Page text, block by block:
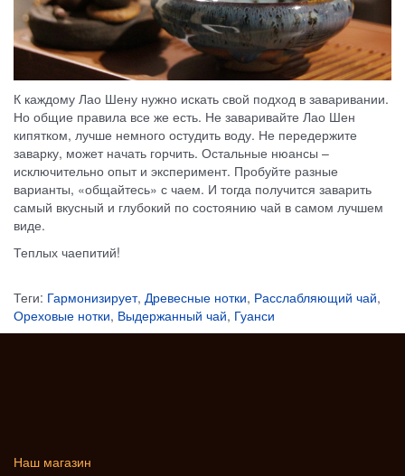
К каждому Лао Шену нужно искать свой подход в заваривании.
Но общие правила все же есть. Не заваривайте Лао Шен
кипятком, лучше немного остудить воду. Не передержите
заварку, может начать горчить. Остальные нюансы –
исключительно опыт и эксперимент. Пробуйте разные
варианты, «общайтесь» с чаем. И тогда получится заварить
самый вкусный и глубокий по состоянию чай в самом лучшем
виде.
Теплых чаепитий!
Теги: Гармонизирует, Древесные нотки, Расслабляющий чай,
Ореховые нотки, Выдержанный чай, Гуанси
Наш магазин